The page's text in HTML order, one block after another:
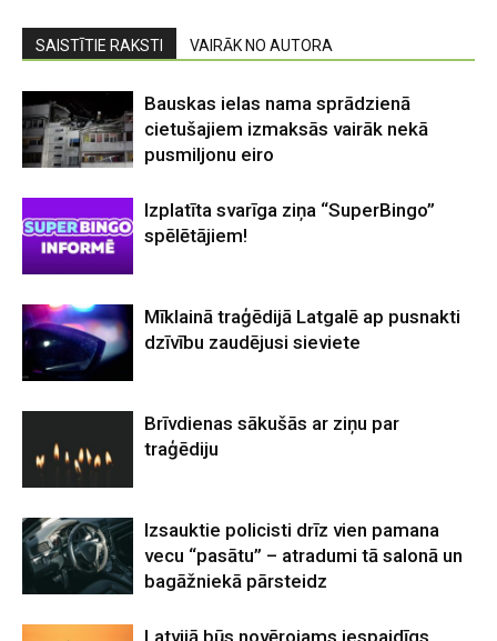
SAISTĪTIE RAKSTI VAIRĀK NO AUTORA
Bauskas ielas nama sprādzienā
cietušajiem izmaksās vairāk nekā
pusmiljonu eiro
Izplatīta svarīga ziņa “SuperBingo”
spēlētājiem!
Mīklainā traģēdijā Latgalē ap pusnakti
dzīvību zaudējusi sieviete
Brīvdienas sākušās ar ziņu par
traģēdiju
Izsauktie policisti drīz vien pamana
vecu “pasātu” – atradumi tā salonā un
bagāžniekā pārsteidz